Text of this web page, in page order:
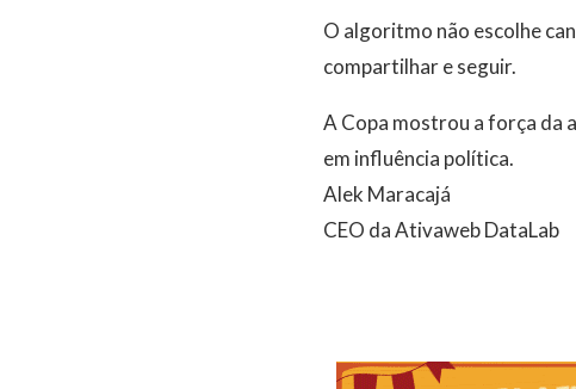
O algoritmo não escolhe
compartilhar e seguir.
A Copa mostrou a força da
em influência política.
Alek Maracajá
CEO da Ativaweb DataLab